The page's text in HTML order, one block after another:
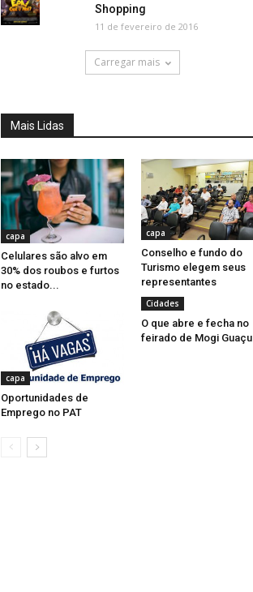
Shopping
11 de fevereiro de 2016
Carregar mais
Mais Lidas
capa
Celulares são alvo em
30% dos roubos e furtos
no estado...
capa
Conselho e fundo do
Turismo elegem seus
representantes
capa
Oportunidades de
Emprego no PAT
Cidades
O que abre e fecha no
feirado de Mogi Guaçu